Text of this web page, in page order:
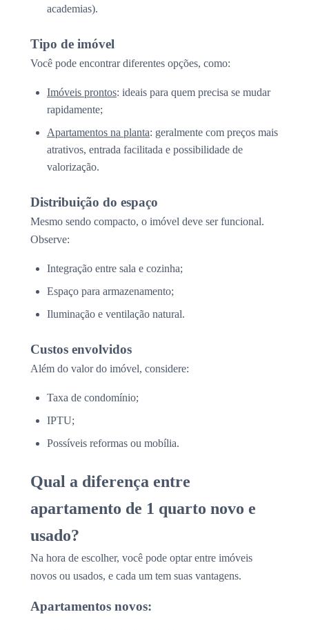
academias).
Tipo de imóvel
Você pode encontrar diferentes opções, como:
Imóveis prontos: ideais para quem precisa se mudar
rapidamente;
Apartamentos na planta: geralmente com preços mais
atrativos, entrada facilitada e possibilidade de
valorização.
Distribuição do espaço
Mesmo sendo compacto, o imóvel deve ser funcional.
Observe:
Integração entre sala e cozinha;
Espaço para armazenamento;
Iluminação e ventilação natural.
Custos envolvidos
Além do valor do imóvel, considere:
Taxa de condomínio;
IPTU;
Possíveis reformas ou mobília.
Qual a diferença entre
apartamento de 1 quarto novo e
usado?
Na hora de escolher, você pode optar entre imóveis
novos ou usados, e cada um tem suas vantagens.
Apartamentos novos: